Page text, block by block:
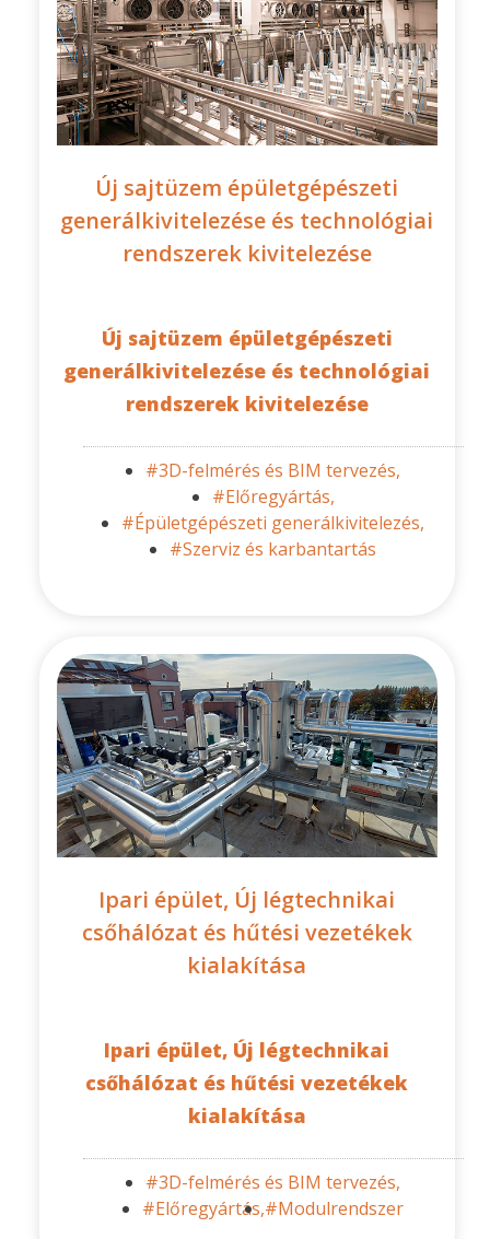
Új sajtüzem épületgépészeti
generálkivitelezése és technológiai
rendszerek kivitelezése
Új sajtüzem épületgépészeti
generálkivitelezése és technológiai
rendszerek kivitelezése
#3D-felmérés és BIM tervezés,
#Előregyártás,
#Épületgépészeti generálkivitelezés,
#Szerviz és karbantartás
Ipari épület, Új légtechnikai
csőhálózat és hűtési vezetékek
kialakítása
Ipari épület, Új légtechnikai
csőhálózat és hűtési vezetékek
kialakítása
#3D-felmérés és BIM tervezés,
#Előregyártás,#Modulrendszer